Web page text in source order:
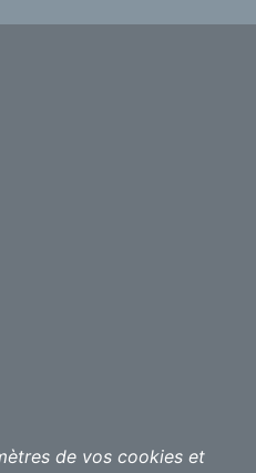
« mots-bilan » (un bilan
entre ce qu’on a
compris : à peine
de vos cookies et